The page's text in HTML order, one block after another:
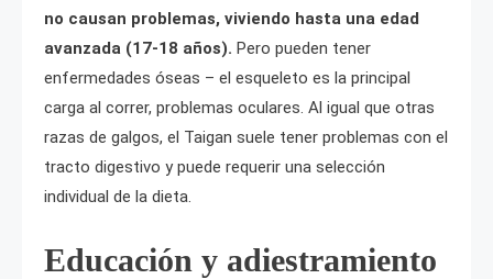
no causan problemas, viviendo hasta una edad
avanzada (17-18 años). Pero pueden tener
enfermedades óseas – el esqueleto es la principal
carga al correr, problemas oculares. Al igual que otras
razas de galgos, el Taigan suele tener problemas con el
tracto digestivo y puede requerir una selección
individual de la dieta.
Educación y adiestramiento